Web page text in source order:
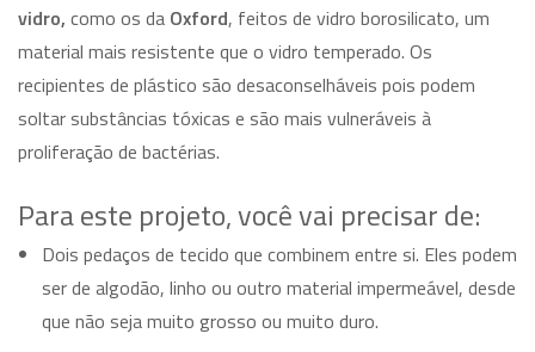
vidro, como os da Oxford, feitos de vidro borosilicato, um
material mais resistente que o vidro temperado. Os
recipientes de plástico são desaconselháveis pois podem
soltar substâncias tóxicas e são mais vulneráveis à
proliferação de bactérias.
Para este projeto, você vai precisar de:
Dois pedaços de tecido que combinem entre si. Eles podem
ser de algodão, linho ou outro material impermeável, desde
que não seja muito grosso ou muito duro.